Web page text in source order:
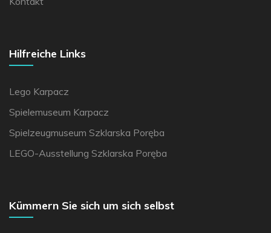
Hilfreiche Links
Lego Karpacz
Spielemuseum Karpacz
Spielzeugmuseum Szklarska Poręba
LEGO-Ausstellung Szklarska Poręba
Kümmern Sie sich um sich selbst